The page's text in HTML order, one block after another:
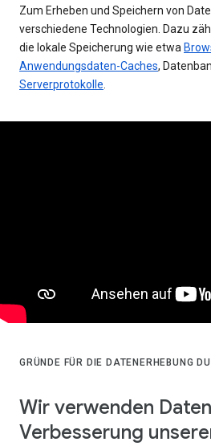
Zum Erheben und Speichern von
verschiedene Technologien. Dazu
die lokale Speicherung wie etwa
Anwendungsdaten-Caches,
Serverprotokolle
GRÜNDE FÜR DIE DATENERHEBUNG
Wir verwenden
Verbesserung